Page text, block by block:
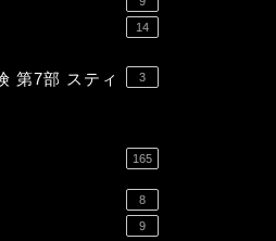
14
第7部 スティ
3
165
8
9